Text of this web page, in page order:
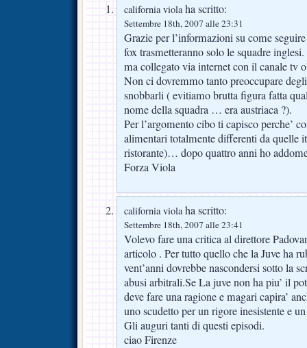
california violaha scritto:
Settembre 18th, 2007 alle 23:31
Grazie per l’informazioni su come
fox trasmetteranno solo le squadre inglesi.
ma collegato via internet con il canale tv
Non ci dovremmo tanto preoccupare
snobbarli ( evitiamo brutta figura fatta
nome della squadra … era austriaca ?).
Per l’argomento cibo ti capisco perche’
alimentari totalmente differenti da quelle
ristorante)… dopo quattro anni ho
Forza Viola
california violaha scritto:
Settembre 18th, 2007 alle 23:41
Volevo fare una critica al direttore
articolo . Per tutto quello che la Juve ha
vent’anni dovrebbe nascondersi sotto la
abusi arbitrali.Se La juve non ha piu’ il
deve fare una ragione e magari capira’
uno scudetto per un rigore inesistente e
Gli auguri tanti di questi episodi.
ciao Firenze